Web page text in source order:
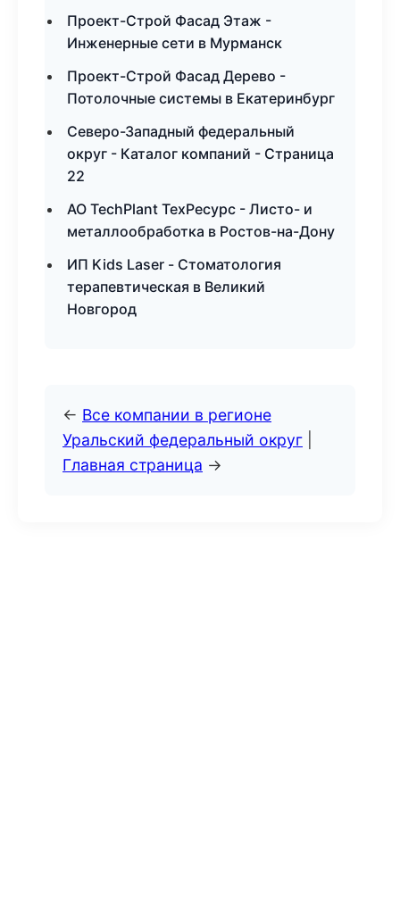
Проект-Строй Фасад Этаж -
Инженерные сети в Мурманск
Проект-Строй Фасад Дерево -
Потолочные системы в Екатеринбург
Северо-Западный федеральный
округ - Каталог компаний - Страница
22
АО TechPlant ТехРесурс - Листо- и
металлообработка в Ростов-на-Дону
ИП Kids Laser - Стоматология
терапевтическая в Великий
Новгород
← Все компании в регионе
Уральский федеральный округ
Главная страница →